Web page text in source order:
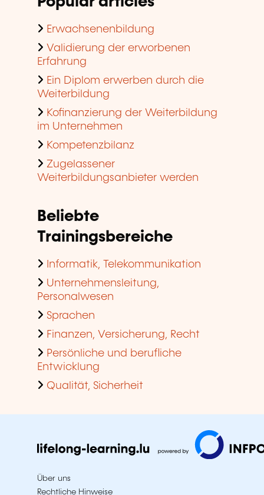
Erwachsenenbildung
Validierung der erworbenen
Erfahrung
Ein Diplom erwerben durch die
Weiterbildung
Kofinanzierung der Weiterbildung
im Unternehmen
Kompetenzbilanz
Zugelassener
Weiterbildungsanbieter werden
Beliebte
Trainingsbereiche
Informatik, Telekommunikation
Unternehmensleitung,
Personalwesen
Sprachen
Finanzen, Versicherung, Recht
Persönliche und berufliche
Entwicklung
Qualität, Sicherheit
Über uns
Rechtliche Hinweise